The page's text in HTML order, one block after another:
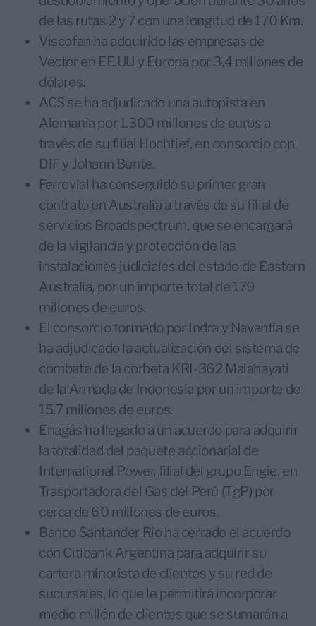
de las rutas 2 y 7 con una longitud de 170 Km.
Viscofan ha adquirido las empresas de
Vector en EE.UU y Europa por 3,4 millones de
dólares.
ACS se ha adjudicado una autopista en
Alemania por 1.300 millones de euros a
través de su filial Hochtief, en consorcio con
DIF y Johann Bunte.
Ferrovial ha conseguido su primer gran
contrato en Australia a través de su filial de
servicios Broadspectrum, que se encargará
de la vigilancia y protección de las
instalaciones judiciales del estado de Eastern
Australia, por un importe total de 179
millones de euros.
El consorcio formado por Indra y Navantia se
ha adjudicado la actualización del sistema de
combate de la corbeta KRI-362 Malahayati
de la Armada de Indonesia por un importe de
15,7 millones de euros.
Enagás ha llegado a un acuerdo para adquirir
la totalidad del paquete accionarial de
International Power, filial del grupo Engie, en
Trasportadora del Gas del Perú (TgP) por
cerca de 60 millones de euros.
Banco Santander Río ha cerrado el acuerdo
con Citibank Argentina para adquirir su
cartera minorista de clientes y su red de
sucursales, lo que le permitirá incorporar
medio millón de clientes que se sumarán a